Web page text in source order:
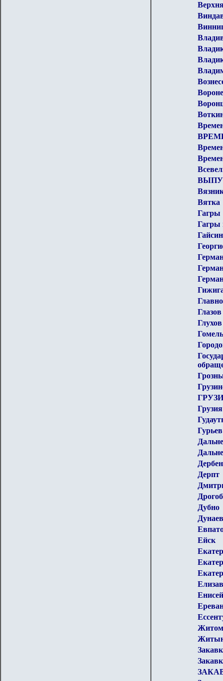
Вятка
Гагры
Гагры
Гайсин
Глазов
Глухов
Гомель
Дерпт
Дубно
Ейск